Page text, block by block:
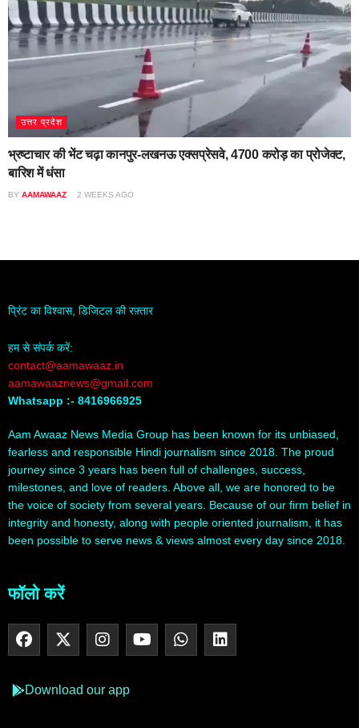
उत्तर प्रदेश
भ्रष्टाचार की भेंट चढ़ा कानपुर-लखनऊ एक्सप्रेसवे, 4700 करोड़ का प्रोजेक्ट,
बारिश में धंसा
BY AAMAWAAZ 2 WEEKS AGO
प्रिंट का विश्वास, डिजिटल की रफ़्तार
हम से संपर्क करें:
contact@aamawaaz.in
aamawaaznews@gmail.com
Whatsapp :- 8416966925
Aam Awaaz News Media Group has been known for its unbiased,
fearless and responsible Hindi journalism since 2018. The proud
journey since 3 years has been full of challenges, success,
milestones, and love of readers. Above all, we are honored to be
the voice of society from several years. Because of our firm belief in
integrity and honesty, along with people oriented journalism, it has
been possible to serve news & views almost every day since 2018.
फॉलो करें
Download our app